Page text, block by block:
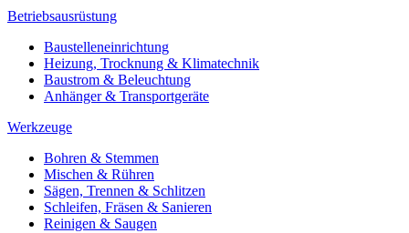
Betriebsausrüstung
Baustelleneinrichtung
Heizung, Trocknung & Klimatechnik
Baustrom & Beleuchtung
Anhänger & Transportgeräte
Werkzeuge
Bohren & Stemmen
Mischen & Rühren
Sägen, Trennen & Schlitzen
Schleifen, Fräsen & Sanieren
Reinigen & Saugen